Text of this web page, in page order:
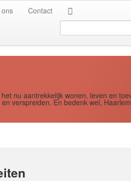
Contact
...
nu aantrekkelijk wonen, leven en
verspreiden. En bedenk wel,